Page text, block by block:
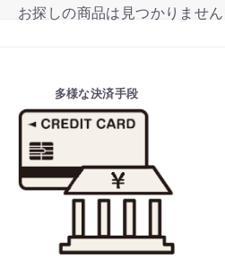
お探しの商品は見つかりませ
多様な決済手段